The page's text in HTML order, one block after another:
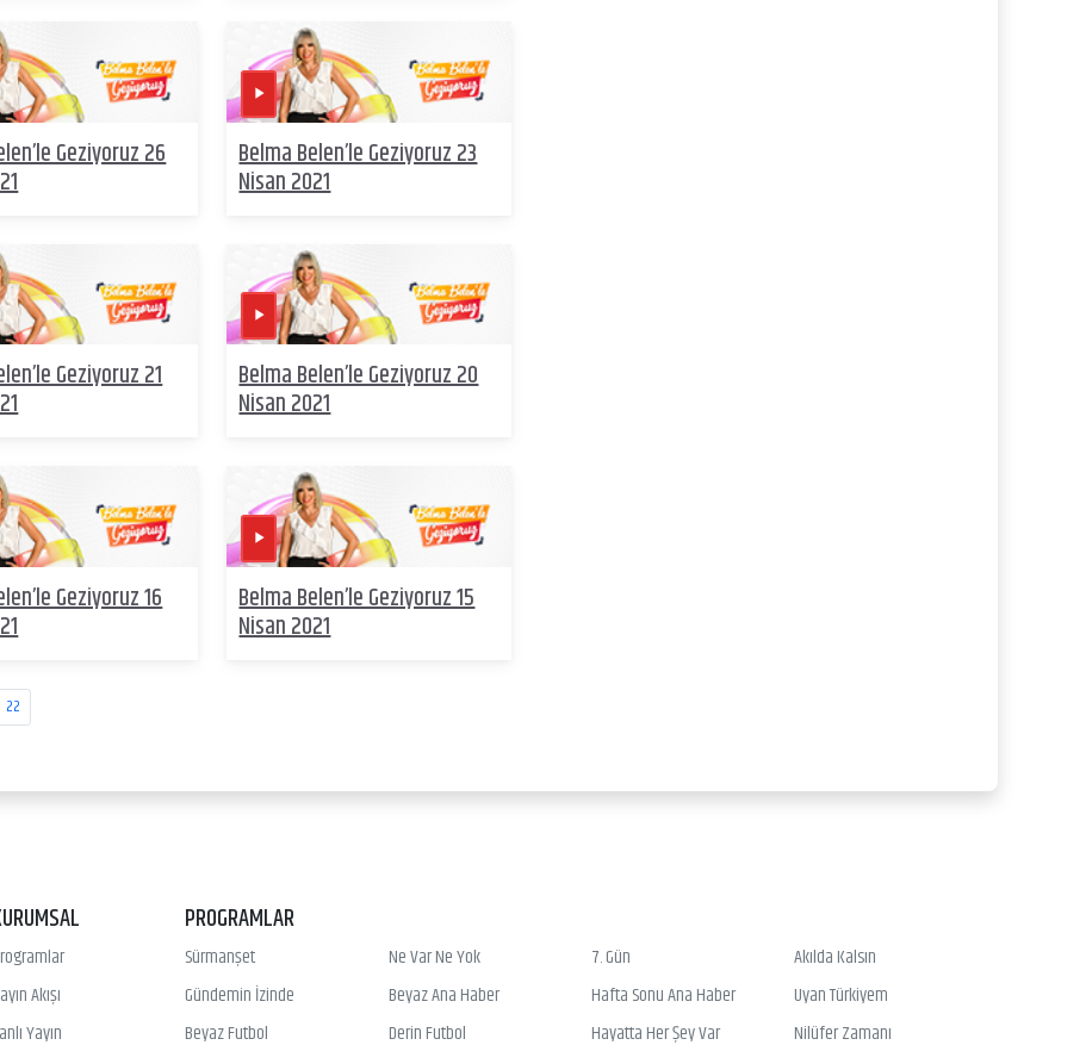
Geziyoruz 26 Belma Belen’le Geziyoruz 23
Nisan 2021
Geziyoruz 21 Belma Belen’le Geziyoruz 20
Nisan 2021
Geziyoruz 16 Belma Belen’le Geziyoruz 15
Nisan 2021
22
Akışı
Yayın
PROGRAMLAR
Sürmanşet Ne Var Ne Yok 7. Gün
Akılda Kalsın
Gündemin İzinde
Beyaz Ana Haber Hafta Sonu Ana Haber
Uyan Türkiyem
Beyaz Futbol
Derin Futbol Hayatta Her Şey Var Nilüfer Zamanı